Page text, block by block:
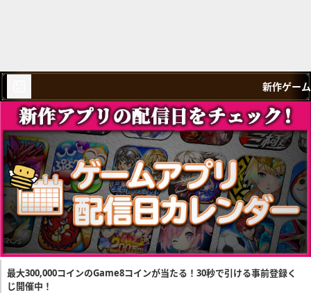
新作ゲーム
最大300,000コインのGame8コインが当たる！30秒で引ける事前登録く
じ開催中！